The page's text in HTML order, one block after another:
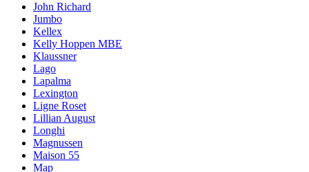
John Richard
Jumbo
Kellex
Kelly Hoppen MBE
Klaussner
Lago
Lapalma
Lexington
Ligne Roset
Lillian August
Longhi
Magnussen
Maison 55
Map